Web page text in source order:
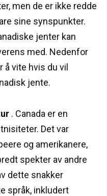
men de er ikke redde
sine synspunkter.
jenter kan
med. Nedenfor
vite hvis du vil
jente.
. Canada er en
Det var
og amerikanere,
spekter av andre
dette snakker
språk, inkludert